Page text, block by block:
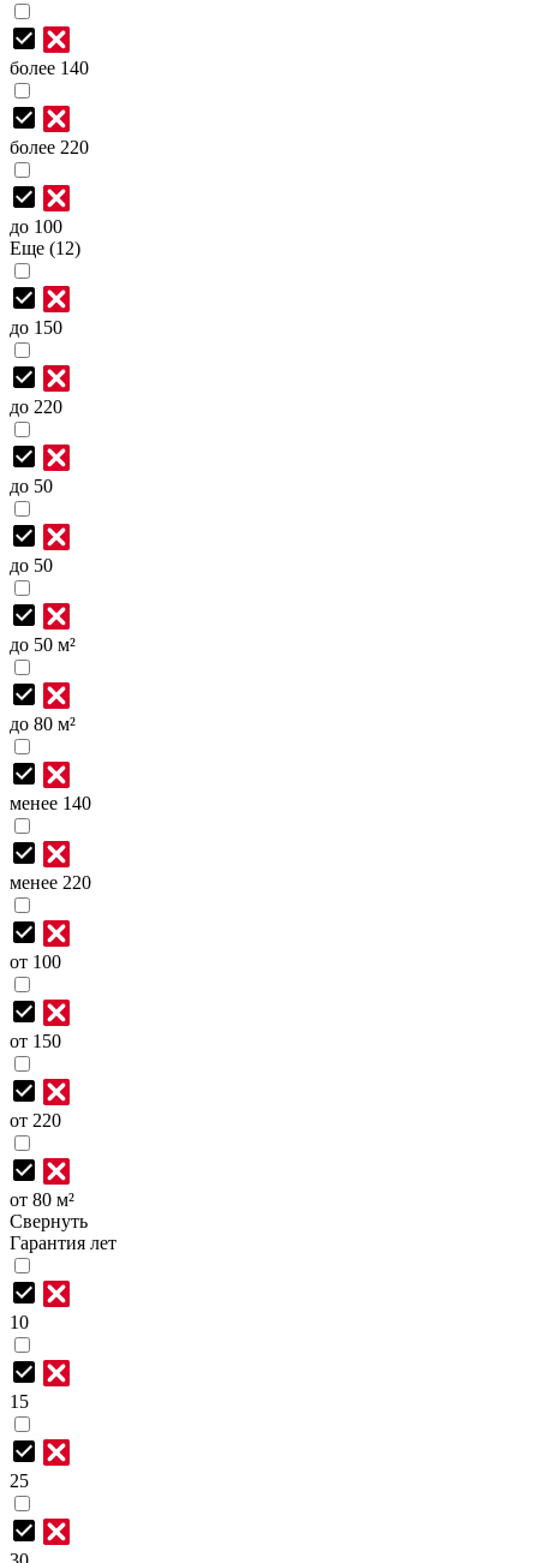
более 140
более 220
до 100
Еще (12)
до 150
до 220
до 50
до 50
до 50 м²
до 80 м²
менее 140
менее 220
от 100
от 150
от 220
от 80 м²
Свернуть
Гарантия лет
10
15
25